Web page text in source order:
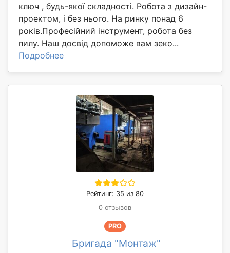
ключ , будь-якої складності. Робота з дизайн-
проектом, і без нього. На ринку понад 6
років.Професійний інструмент, робота без
пилу. Наш досвід допоможе вам зеко...
Подробнее
Рейтинг: 35 из 80
0 отзывов
PRO
Бригада "Монтаж"